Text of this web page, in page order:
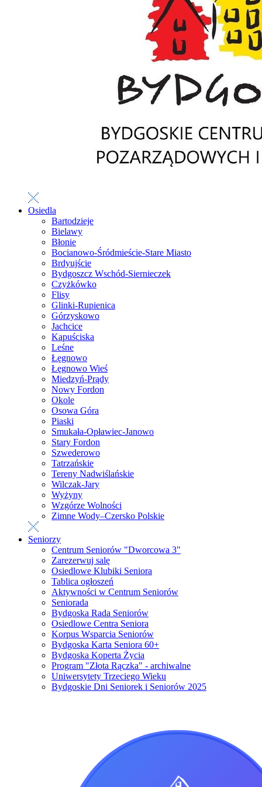
Osiedla
Bartodzieje
Bielawy
Błonie
Bocianowo-Śródmieście-Stare Miasto
Brdyujście
Bydgoszcz Wschód-Siernieczek
Czyżkówko
Flisy
Glinki-Rupienica
Górzyskowo
Jachcice
Kapuściska
Leśne
Łęgnowo
Łęgnowo Wieś
Miedzyń-Prądy
Nowy Fordon
Okole
Osowa Góra
Piaski
Smukała-Opławiec-Janowo
Stary Fordon
Szwederowo
Tatrzańskie
Tereny Nadwiślańskie
Wilczak-Jary
Wyżyny
Wzgórze Wolności
Zimne Wody–Czersko Polskie
Seniorzy
Centrum Seniorów "Dworcowa 3"
Zarezerwuj salę
Osiedlowe Klubiki Seniora
Tablica ogłoszeń
Aktywności w Centrum Seniorów
Seniorada
Bydgoska Rada Seniorów
Osiedlowe Centra Seniora
Korpus Wsparcia Seniorów
Bydgoska Karta Seniora 60+
Bydgoska Koperta Życia
Program "Złota Rączka" - archiwalne
Uniwersytety Trzeciego Wieku
Bydgoskie Dni Seniorek i Seniorów 2025